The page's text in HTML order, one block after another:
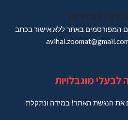
שמורות
המפורסמים באתר ללא אישור בכתב
מוגבלויות
את הנגשת האתר! במידה ונתקלת